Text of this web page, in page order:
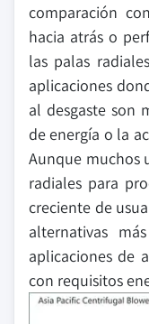
comparación
hacia atrás o
las palas
aplicaciones
al desgaste son
de energía o la
Aunque muchos
radiales para
creciente de
alternativas
aplicaciones de
con requisitos